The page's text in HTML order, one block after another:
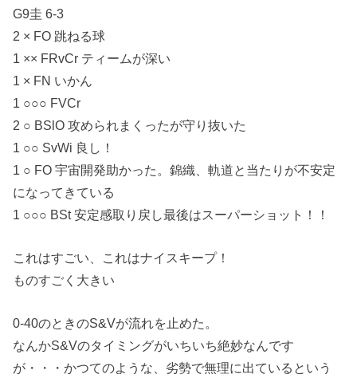
G9圭 6-3
2 × FO 跳ねる球
1 ×× FRvCr ティームが深い
1 × FN いかん
1 ○○○ FVCr
2 ○ BSlO 攻められまくったが守り抜いた
1 ○○ SvWi 良し！
1 ○ FO 宇宙開発助かった。錦織、軌道と当たりが不安定
になってきている
1 ○○○ BSt 安定感取り戻し最後はスーパーショット！！
これはすごい、これはナイスキープ！
ものすごく大きい
0-40のときのS&Vが流れを止めた。
なんかS&Vのタイミングがいちいち絶妙なんです
が・・・かつてのような、劣勢で無理に出ているという